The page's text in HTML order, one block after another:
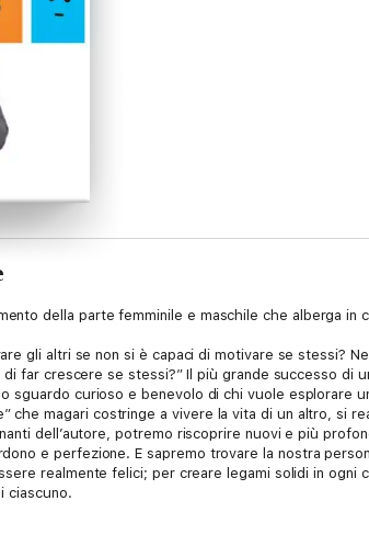
della parte femminile e maschile che alberga in
gli altri se non si è capaci di motivare se stessi?
far crescere se stessi?” Il più grande successo di
sguardo curioso e benevolo di chi vuole esplorare
che magari costringe a vivere la vita di un altro, si
dell’autore, potremo riscoprire nuovi e più
e perfezione. E sapremo trovare la nostra
realmente felici; per creare legami solidi in
ciascuno.